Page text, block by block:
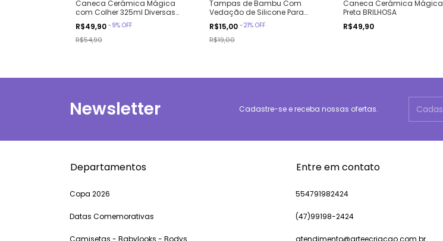
Caneca Cerâmica Mágica
com Colher 325ml Diversas
cores Interior Azul, Verde,
Vermelho, Rosa, Laranja,
Amarelo, Preto Ref Caneca-
R$49,90 -9% OFF
R$54,90
Tampas de Bambu Com
Vedação de Silicone Para
Caneca Personalizada
R$15,00 -21% OFF
R$19,00
Caneca Cerâmica Mágica
Preta BRILHOSA
R$49,90
Newsletter Cadastre-se e receba nossas ofertas.
Departamentos
Copa 2026
Datas Comemorativas
Camisetas - Babylooks - Bodys
Entre em contato
554791982424
(47)99198-2424
atendimento@arteecriacao.com.br